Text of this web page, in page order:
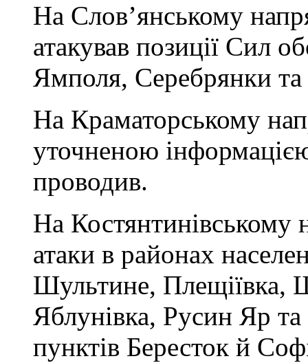
На Слов’янському
атакував позиції Сил
Ямполя, Серебрянки
На Краматорському
уточненою
проводив.
На Костянтинівському
атаки в районах
Шультине, Плещіївка,
Яблунівка, Русин Яр
пунктів Бересток й